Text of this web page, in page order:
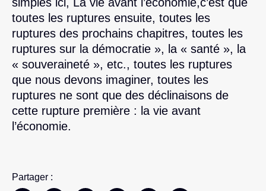
toutes les ruptures ensuite, toutes les
ruptures des prochains chapitres, toutes les
ruptures sur la démocratie », la « santé », la
« souveraineté », etc., toutes les ruptures
que nous devons imaginer, toutes les
ruptures ne sont que des déclinaisons de
cette rupture première : la vie avant
l’économie.
Partager :